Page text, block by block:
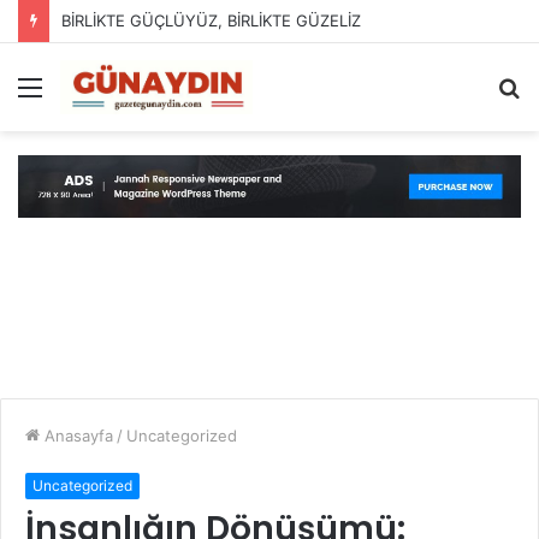
BİRLİKTE GÜÇLÜYÜZ, BİRLİKTE GÜZELİZ
Menü
Anasayfa / Uncategorized
Uncategorized
İnsanlığın Dönüşümü: